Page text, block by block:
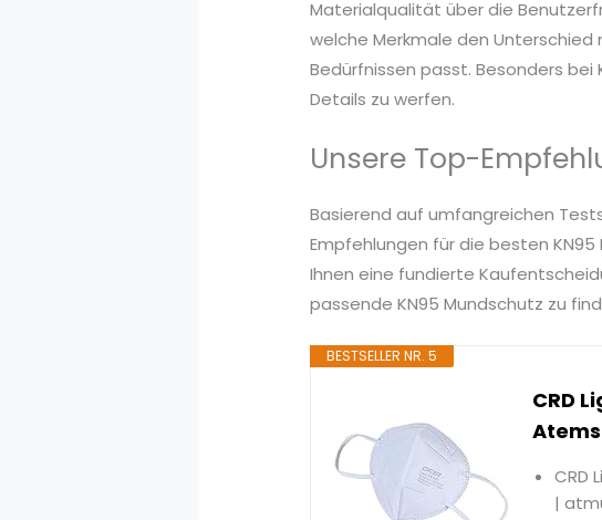
Materialqualität über die
welche Merkmale den Unterschied
Bedürfnissen passt. Besonders bei
Details zu werfen.
Unsere Top-
Basierend auf umfangreichen
Empfehlungen für die besten
Ihnen eine fundierte
passende KN95 Mundschutz zu
BESTSELLER NR. 5
CRD
CRD
|